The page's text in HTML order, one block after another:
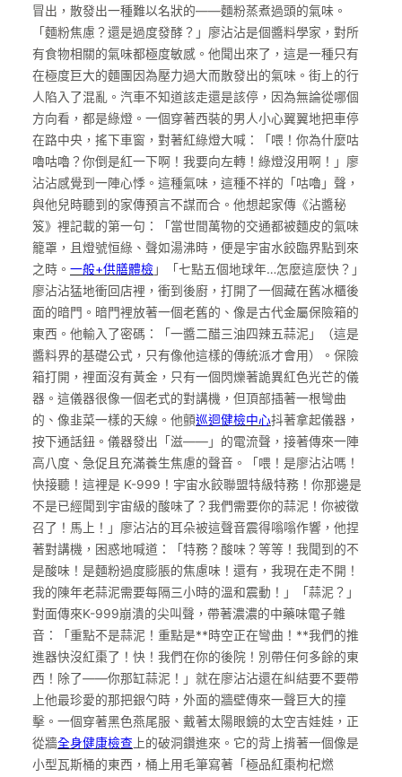
冒出，散發出一種難以名狀的——麵粉蒸煮過頭的氣味。
「麵粉焦慮？還是過度發酵？」廖沾沾是個醬料學家，對所
有食物相關的氣味都極度敏感。他聞出來了，這是一種只有
在極度巨大的麵團因為壓力過大而散發出的氣味。街上的行
人陷入了混亂。汽車不知道該走還是該停，因為無論從哪個
方向看，都是綠燈。一個穿著西裝的男人小心翼翼地把車停
在路中央，搖下車窗，對著紅綠燈大喊：「喂！你為什麼咕
嚕咕嚕？你倒是紅一下啊！我要向左轉！綠燈沒用啊！」廖
沾沾感覺到一陣心悸。這種氣味，這種不祥的「咕嚕」聲，
與他兒時聽到的家傳預言不謀而合。他想起家傳《沾醬秘
笈》裡記載的第一句：「當世間萬物的交通都被麵皮的氣味
籠罩，且燈號恒綠、聲如湯沸時，便是宇宙水餃臨界點到來
之時。 一般+供膳體檢」「七點五個地球年…怎麼這麼快？」
廖沾沾猛地衝回店裡，衝到後廚，打開了一個藏在舊冰櫃後
面的暗門。暗門裡放著一個老舊的、像是古代金屬保險箱的
東西。他輸入了密碼：「一醬二醋三油四辣五蒜泥」（這是
醬料界的基礎公式，只有像他這樣的傳統派才會用）。保險
箱打開，裡面沒有黃金，只有一個閃爍著詭異紅色光芒的儀
器。這儀器很像一個老式的對講機，但頂部插著一根彎曲
的、像韭菜一樣的天線。他顫巡迴健檢中心抖著拿起儀器，
按下通話鈕。儀器發出「滋——」的電流聲，接著傳來一陣
高八度、急促且充滿養生焦慮的聲音。「喂！是廖沾沾嗎！
快接聽！這裡是 K-999！宇宙水餃聯盟特級特務！你那邊是
不是已經聞到宇宙級的酸味了？我們需要你的蒜泥！你被徵
召了！馬上！」廖沾沾的耳朵被這聲音震得嗡嗡作響，他捏
著對講機，困惑地喊道：「特務？酸味？等等！我聞到的不
是酸味！是麵粉過度膨脹的焦慮味！還有，我現在走不開！
我的陳年老蒜泥需要每隔三小時的溫和震動！」「蒜泥？」
對面傳來K-999崩潰的尖叫聲，帶著濃濃的中藥味電子雜
音：「重點不是蒜泥！重點是**時空正在彎曲！**我們的推
進器快沒紅棗了！快！我們在你的後院！別帶任何多餘的東
西！除了——你那缸蒜泥！」就在廖沾沾還在糾結要不要帶
上他最珍愛的那把銀勺時，外面的牆壁傳來一聲巨大的撞
擊。一個穿著黑色燕尾服、戴著太陽眼鏡的太空吉娃娃，正
從牆全身健康檢查 上的破洞鑽進來。它的背上揹著一個像是
小型瓦斯桶的東西，桶上用毛筆寫著「極品紅棗枸杞燃